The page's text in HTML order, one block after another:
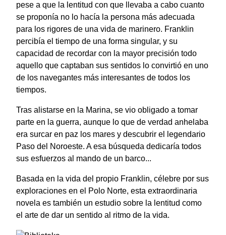
pese a que la lentitud con que llevaba a cabo cuanto
se proponía no lo hacía la persona más adecuada
para los rigores de una vida de marinero. Franklin
percibía el tiempo de una forma singular, y su
capacidad de recordar con la mayor precisión todo
aquello que captaban sus sentidos lo convirtió en uno
de los navegantes más interesantes de todos los
tiempos.
Tras alistarse en la Marina, se vio obligado a tomar
parte en la guerra, aunque lo que de verdad anhelaba
era surcar en paz los mares y descubrir el legendario
Paso del Noroeste. A esa búsqueda dedicaría todos
sus esfuerzos al mando de un barco...
Basada en la vida del propio Franklin, célebre por sus
exploraciones en el Polo Norte, esta extraordinaria
novela es también un estudio sobre la lentitud como
el arte de dar un sentido al ritmo de la vida.